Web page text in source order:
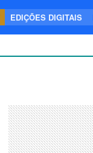
EDIÇÕES DIGITAIS